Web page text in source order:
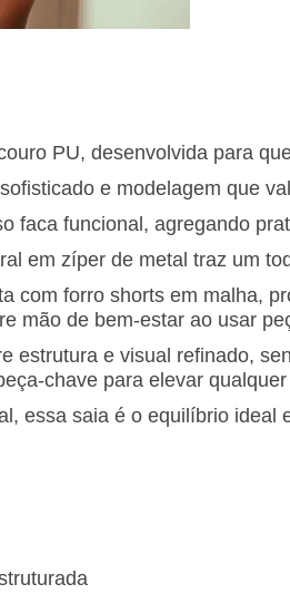
PU, desenvolvida para
e modelagem que
faca funcional, agregando pra
em zíper de metal traz um
com forro shorts em malha,
mão de bem-estar ao usar
estrutura e visual refinado,
chave para elevar
essa saia é o equilíbrio ideal